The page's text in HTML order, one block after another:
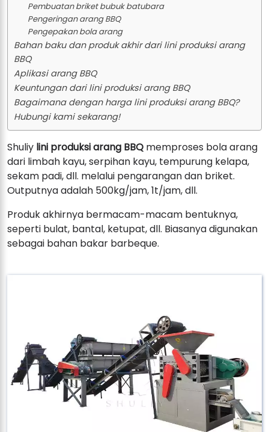
Pembuatan briket bubuk batubara
Pengeringan arang BBQ
Pengepakan bola arang
Bahan baku dan produk akhir dari lini produksi arang
BBQ
Aplikasi arang BBQ
Keuntungan dari lini produksi arang BBQ
Bagaimana dengan harga lini produksi arang BBQ?
Hubungi kami sekarang!
Shuliy lini produksi arang BBQ memproses bola arang
dari limbah kayu, serpihan kayu, tempurung kelapa,
sekam padi, dll. melalui pengarangan dan briket.
Outputnya adalah 500kg/jam, 1t/jam, dll.
Produk akhirnya bermacam-macam bentuknya,
seperti bulat, bantal, ketupat, dll. Biasanya digunakan
sebagai bahan bakar barbeque.